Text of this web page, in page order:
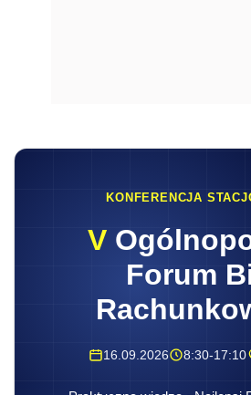
KONFERENCJA
V
Forum
16.09.2026 8:30-17:10